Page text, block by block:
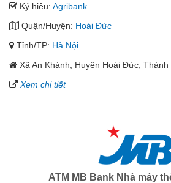
Ký hiệu: Agribank
Quận/Huyện: Hoài Đức
Tỉnh/TP: Hà Nội
Xã An Khánh, Huyện Hoài Đức, Thành
Xem chi tiết
ATM MB Bank Nhà máy